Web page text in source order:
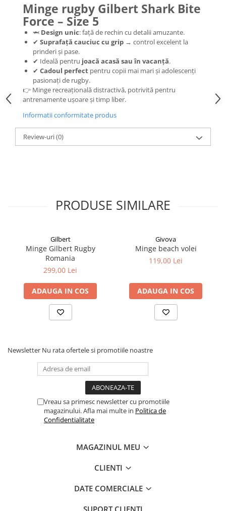
Minge rugby Gilbert Shark Bite
Force – Size 5
🦈 Design unic: față de rechin cu detalii amuzante.
✔ Suprafață cauciuc cu grip → control excelent la
prinderi și pase.
✔ Ideală pentru joacă acasă sau în vacanță.
✔ Cadoul perfect pentru copii mai mari și adolescenți
pasionați de rugby.
👉 Minge recreațională distractivă, potrivită pentru
antrenamente ușoare și timp liber.
Informatii conformitate produs
Review-uri(0)
PRODUSE SIMILARE
Gilbert
Minge Gilbert Rugby
Romania
299,00 Lei
ADAUGA IN COS
Givova
Minge beach volei
119,00 Lei
ADAUGA IN COS
Newsletter Nu rata ofertele si promotiile noastre
Vreau sa primesc newsletter cu promotiile
magazinului. Afla mai multe in Politica de
Confidentialitate
MAGAZINUL MEU
CLIENTI
DATE COMERCIALE